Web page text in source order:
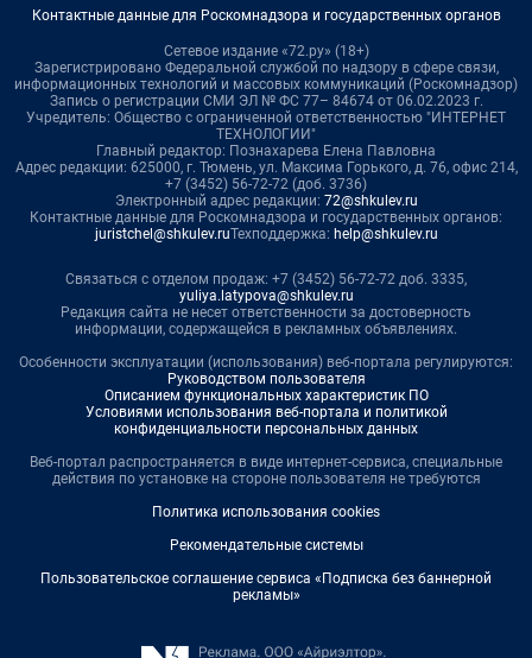
Контактные данные для Роскомнадзора и государственных органов
Сетевое издание «72.ру» (18+)
Зарегистрировано Федеральной службой по надзору в сфере связи,
информационных технологий и массовых коммуникаций (Роскомнадзор)
Запись о регистрации СМИ ЭЛ № ФС 77– 84674 от 06.02.2023 г.
Учредитель: Общество с ограниченной ответственностью "ИНТЕРНЕТ
ТЕХНОЛОГИИ"
Главный редактор: Познахарева Елена Павловна
Адрес редакции: 625000, г. Тюмень, ул. Максима Горького, д. 76, офис 214,
+7 (3452) 56-72-72 (доб. 3736)
Электронный адрес редакции: 72@shkulev.ru
Контактные данные для Роскомнадзора и государственных органов:
juristchel@shkulev.ruТехподдержка: help@shkulev.ru
Связаться с отделом продаж: +7 (3452) 56-72-72 доб. 3335,
yuliya.latypova@shkulev.ru
Редакция сайта не несет ответственности за достоверность
информации, содержащейся в рекламных объявлениях.
Особенности эксплуатации (использования) веб-портала регулируются:
Руководством пользователя
Описанием функциональных характеристик ПО
Условиями использования веб-портала и политикой
конфиденциальности персональных данных
Веб-портал распространяется в виде интернет-сервиса, специальные
действия по установке на стороне пользователя не требуются
Политика использования cookies
Рекомендательные системы
Пользовательское соглашение сервиса «Подписка без баннерной
рекламы»